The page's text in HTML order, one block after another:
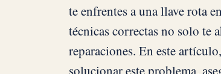
te enfrentes a una llave rota
técnicas correctas no solo te
reparaciones. En este
solucionar este problema,